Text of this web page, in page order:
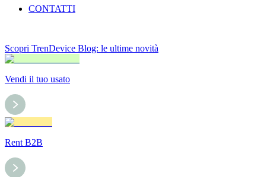
CONTATTI
Scopri TrenDevice Blog: le ultime novità
Vendi il tuo usato
Rent B2B